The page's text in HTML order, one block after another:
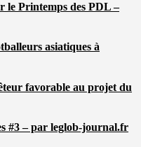
le Printemps des PDL –
asiatiques à
favorable au projet du
#3 – par leglob-journal.fr